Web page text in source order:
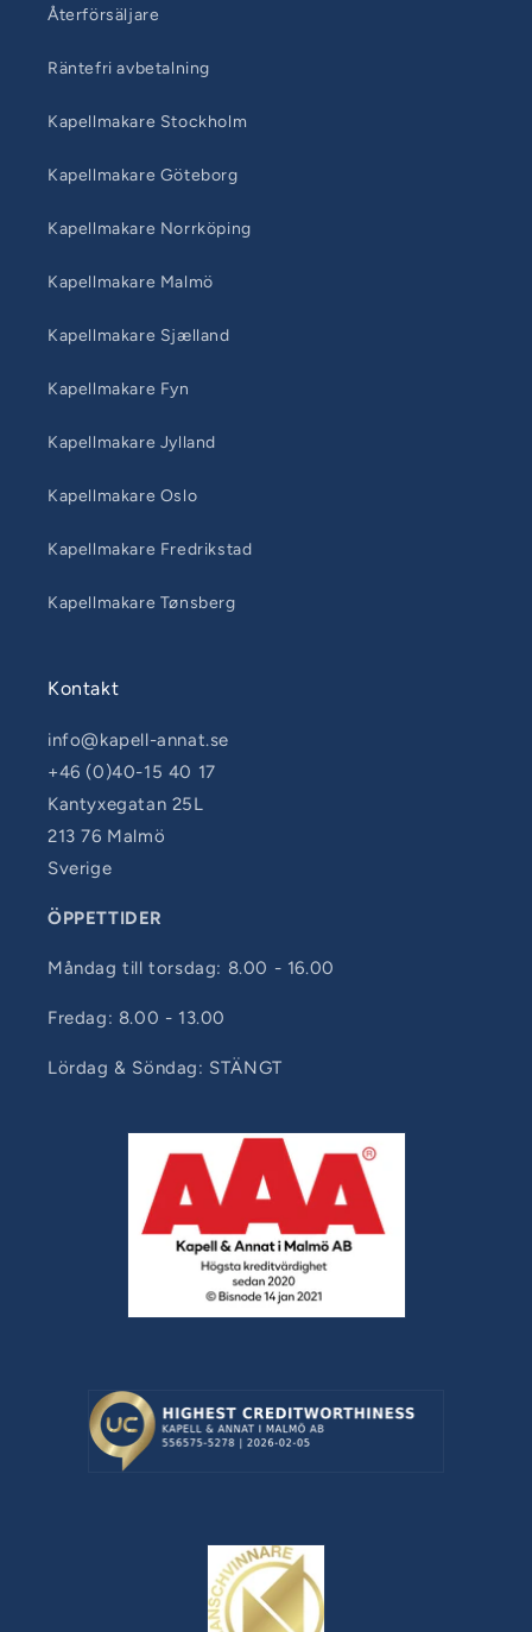
Återförsäljare
Räntefri avbetalning
Kapellmakare Stockholm
Kapellmakare Göteborg
Kapellmakare Norrköping
Kapellmakare Malmö
Kapellmakare Sjælland
Kapellmakare Fyn
Kapellmakare Jylland
Kapellmakare Oslo
Kapellmakare Fredrikstad
Kapellmakare Tønsberg
Kontakt
info@kapell-annat.se
+46 (0)40-15 40 17
Kantyxegatan 25L
213 76 Malmö
Sverige
ÖPPETTIDER
Måndag till torsdag: 8.00 - 16.00
Fredag: 8.00 - 13.00
Lördag & Söndag: STÄNGT